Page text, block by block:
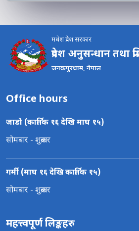
मधेश प्रदेश सरकार
प्रदेश अनुसन्धान तथा
जनकपुरधाम, नेपाल
Office hours
जाडो (कार्तिक १६ देखि माघ १५)
सोमबार - शुक्रबार
गर्मी (माघ १६ देखि कार्तिक १५)
सोमबार - शुक्रबार
महत्त्वपूर्ण लिङ्कहरु